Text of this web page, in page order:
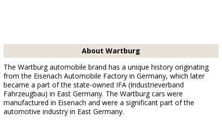
About Wartburg
The Wartburg automobile brand has a unique history originating
from the Eisenach Automobile Factory in Germany, which later
became a part of the state-owned IFA (Industrieverband
Fahrzeugbau) in East Germany. The Wartburg cars were
manufactured in Eisenach and were a significant part of the
automotive industry in East Germany.